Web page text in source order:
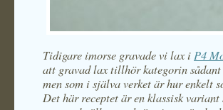
Tidigare imorse gravade vi lax i P4
att gravad lax tillhör kategorin
men som i själva verket är hur enkelt
Det här receptet är en klassisk